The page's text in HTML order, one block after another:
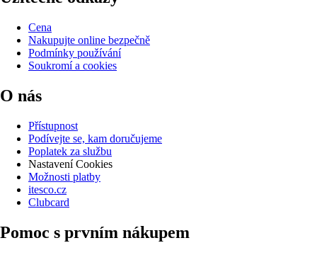
Cena
Nakupujte online bezpečně
Podmínky používání
Soukromí a cookies
O nás
Přístupnost
Podívejte se, kam doručujeme
Poplatek za službu
Nastavení Cookies
Možnosti platby
itesco.cz
Clubcard
Pomoc s prvním nákupem